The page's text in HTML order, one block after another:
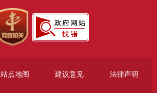
站点地图 建议意见 法律声明